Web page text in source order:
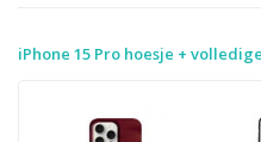
iPhone 15 Pro hoesje +